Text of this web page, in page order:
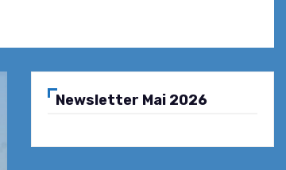
Newsletter Mai 2026